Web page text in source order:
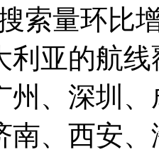
索量环比
利亚的航
州、深圳
南、西安